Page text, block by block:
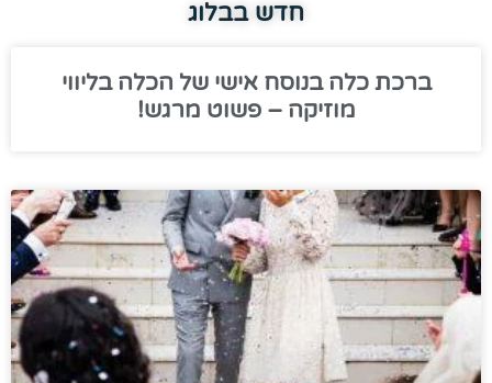
חדש בבלוג
ברכת כלה בנוסח אישי של הכלה בליווי
מוזיקה – פשוט מרגש!